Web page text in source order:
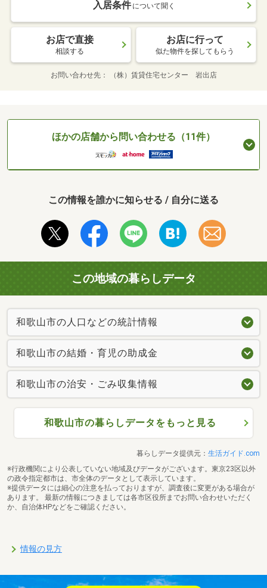
入居条件 について聞く
お店で直接
相談する
お店に行って
似た物件を探してもらう
お問い合わせ先 （株）賃貸住宅センター 岩出店
ほかの店舗から問い合わせる（11件）
この情報を誰かに知らせる / 自分に送る
この地域の暮らしデータ
和歌山市の人口などの統計情報
和歌山市の結婚・育児の助成金
和歌山市の治安・ごみ収集情報
和歌山市の暮らしデータをもっと見る
暮らしデータ提供元： 生活ガイド.com
※行政機関により公表していない地域及びデータがございます。東京23区以外
の政令指定都市は、市全体のデータとして表示しています。
※提供データには細心の注意を払っておりますが、調査後に変更がある場合が
あります。 最新の情報につきましては各市区役所までお問い合わせいただく
か、自治体HPなどをご確認ください。
情報の見方